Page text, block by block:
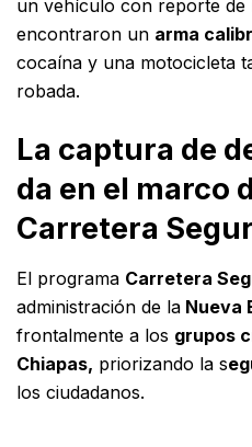
un vehículo con reporte de
encontraron un arma
cocaína y una motocicleta
robada.
La captura de
da en el marco
Carretera
El programa Carretera
administración de la Nueva
frontalmente a los grupos
Chiapas, priorizando la s
los ciudadanos.